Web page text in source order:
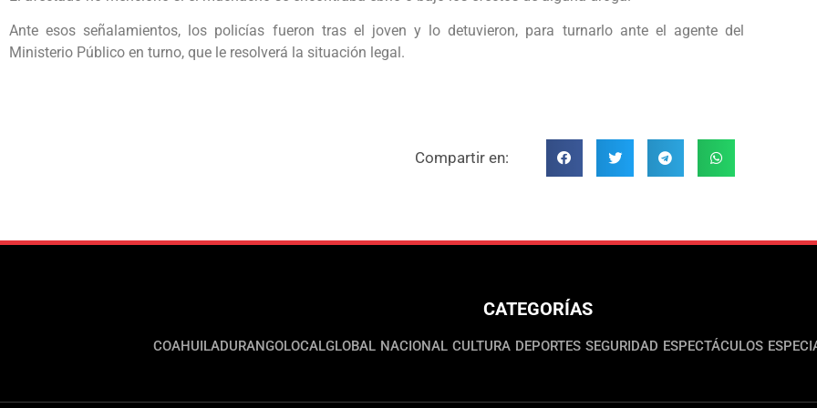
Ante esos señalamientos, los policías fueron tras el joven y lo detuvieron, para turnarlo ante el agente del
Ministerio Público en turno, que le resolverá la situación legal.
Compartir en:
CATEGORÍAS
COAHUILADURANGOLOCALGLOBAL NACIONAL CULTURA DEPORTES SEGURIDAD ESPECTÁCULOS